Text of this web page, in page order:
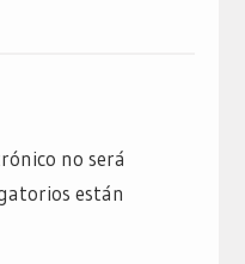
no será
están